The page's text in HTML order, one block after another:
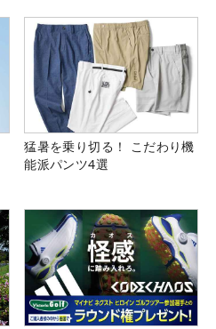
猛暑を乗り切る！ こだわり機
能派パンツ4選